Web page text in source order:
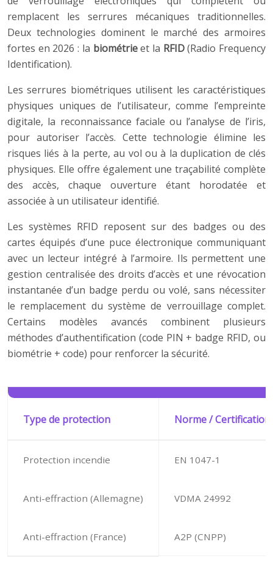
remplacent les serrures mécaniques traditionnelles.
Deux technologies dominent le marché des armoires
fortes en 2026 : la biométrieet la RFID(Radio Frequency
Identification).
Les serrures biométriques utilisent les caractéristiques
physiques uniques de l’utilisateur, comme l’empreinte
digitale, la reconnaissance faciale ou l’analyse de l’iris,
pour autoriser l’accès. Cette technologie élimine les
risques liés à la perte, au vol ou à la duplication de clés
physiques. Elle offre également une traçabilité complète
des accès, chaque ouverture étant horodatée et
associée à un utilisateur identifié.
Les systèmes RFID reposent sur des badges ou des
cartes équipés d’une puce électronique communiquant
avec un lecteur intégré à l’armoire. Ils permettent une
gestion centralisée des droits d’accès et une révocation
instantanée d’un badge perdu ou volé, sans nécessiter
le remplacement du système de verrouillage complet.
Certains modèles avancés combinent plusieurs
méthodes d’authentification (code PIN + badge RFID, ou
biométrie + code) pour renforcer la sécurité.
Type de protection Norme / Certification
Protection incendie EN 1047-1
Anti-effraction (Allemagne) VDMA 24992
Anti-effraction (France) A2P (CNPP)